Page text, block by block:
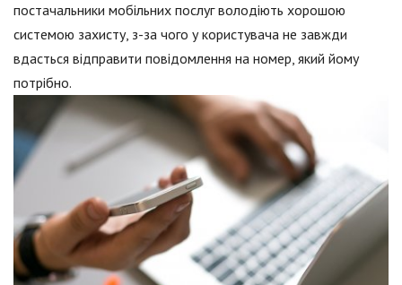
постачальники мобільних послуг володіють хорошою
системою захисту, з-за чого у користувача не завжди
вдасться відправити повідомлення на номер, який йому
потрібно.